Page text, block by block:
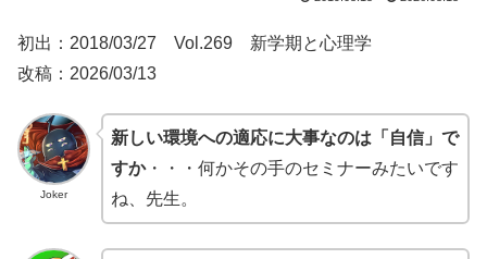
初出：2018/03/27 Vol.269 新学期と心理学
改稿：2026/03/13
Joker
新しい環境への適応に大事なのは「自信」で
すか・・・何かその手のセミナーみたいです
ね、先生。